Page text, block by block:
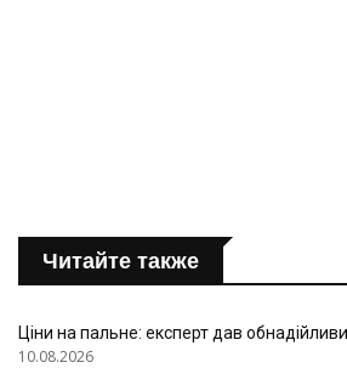
Читайте также
Ціни на пальне: експерт дав
10.08.2026